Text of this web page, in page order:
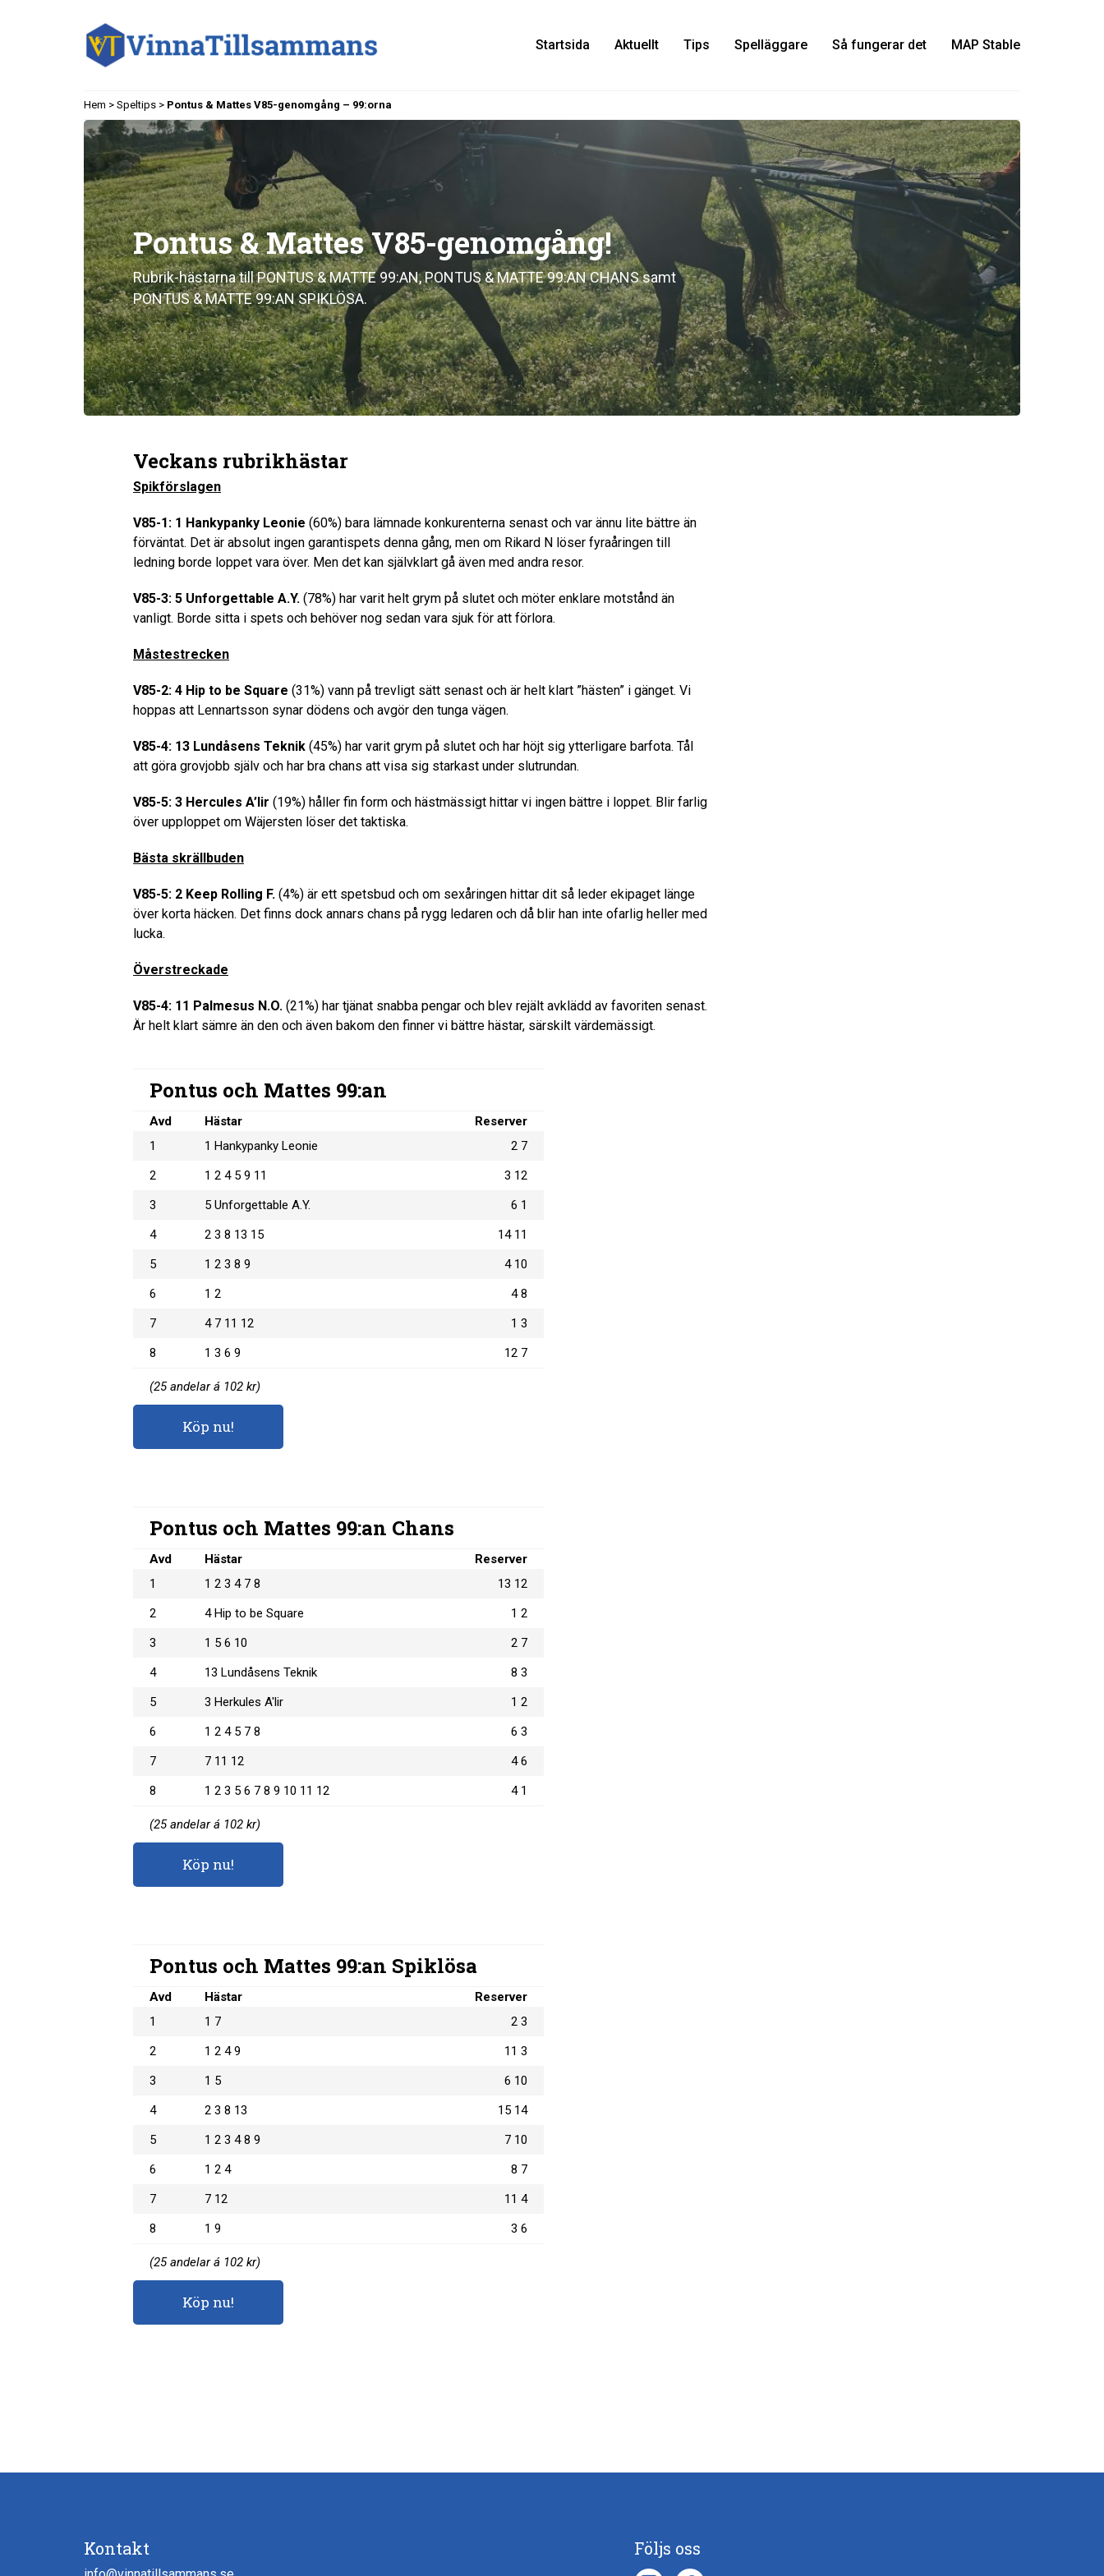
Startsida Aktuellt Tips Spelläggare Så fungerar det MAP Stable
Hem > Speltips > Pontus & Mattes V85-genomgång – 99:orna
Pontus & Mattes V85-genomgång!
Rubrik-hästarna till PONTUS & MATTE 99:AN, PONTUS & MATTE 99:AN CHANS samt
PONTUS & MATTE 99:AN SPIKLÖSA.
Veckans rubrikhästar
Spikförslagen
V85-1: 1 Hankypanky Leonie (60%) bara lämnade konkurenterna senast och var ännu lite bättre än
förväntat. Det är absolut ingen garantispets denna gång, men om Rikard N löser fyraåringen till
ledning borde loppet vara över. Men det kan självklart gå även med andra resor.
V85-3: 5 Unforgettable A.Y. (78%) har varit helt grym på slutet och möter enklare motstånd än
vanligt. Borde sitta i spets och behöver nog sedan vara sjuk för att förlora.
Måstestrecken
V85-2: 4 Hip to be Square (31%) vann på trevligt sätt senast och är helt klart ”hästen” i gänget. Vi
hoppas att Lennartsson synar dödens och avgör den tunga vägen.
V85-4: 13 Lundåsens Teknik (45%) har varit grym på slutet och har höjt sig ytterligare barfota. Tål
att göra grovjobb själv och har bra chans att visa sig starkast under slutrundan.
V85-5: 3 Hercules A’lir (19%) håller fin form och hästmässigt hittar vi ingen bättre i loppet. Blir farlig
över upploppet om Wäjersten löser det taktiska.
Bästa skrällbuden
V85-5: 2 Keep Rolling F. (4%) är ett spetsbud och om sexåringen hittar dit så leder ekipaget länge
över korta häcken. Det finns dock annars chans på rygg ledaren och då blir han inte ofarlig heller med
lucka.
Överstreckade
V85-4: 11 Palmesus N.O. (21%) har tjänat snabba pengar och blev rejält avklädd av favoriten senast.
Är helt klart sämre än den och även bakom den finner vi bättre hästar, särskilt värdemässigt.
Pontus och Mattes 99:an
Avd Hästar
Reserver
1
1 Hankypanky Leonie
2 7
2
1 2 4 5 9 11
3 12
3
5 Unforgettable A.Y.
6 1
4
2 3 8 13 15
14 11
5
1 2 3 8 9
4 10
6
1 2
4 8
7
4 7 11 12
1 3
8
1 3 6 9 12 7
(25 andelar á 102 kr)
Köp nu!
Pontus och Mattes 99:an Chans
Avd Hästar
Reserver
1
1 2 3 4 7 8
13 12
2
4 Hip to be Square
1 2
3
1 5 6 10
2 7
4
13 Lundåsens Teknik
8 3
5
3 Herkules A'lir
1 2
6
1 2 4 5 7 8
6 3
7
7 11 12
4 6
8
1 2 3 5 6 7 8 9 10 11 12 4 1
(25 andelar á 102 kr)
Köp nu!
Pontus och Mattes 99:an Spiklösa
Avd Hästar
Reserver
1
1 7
2 3
2
1 2 4 9
11 3
3
1 5
6 10
4
2 3 8 13
15 14
5
1 2 3 4 8 9
7 10
6
1 2 4
8 7
7
7 12
11 4
8
1 9 3 6
(25 andelar á 102 kr)
Köp nu!
Kontakt Följs oss